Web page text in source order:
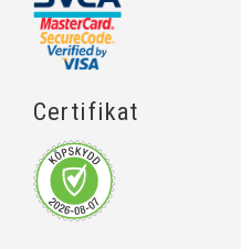
Certifikat